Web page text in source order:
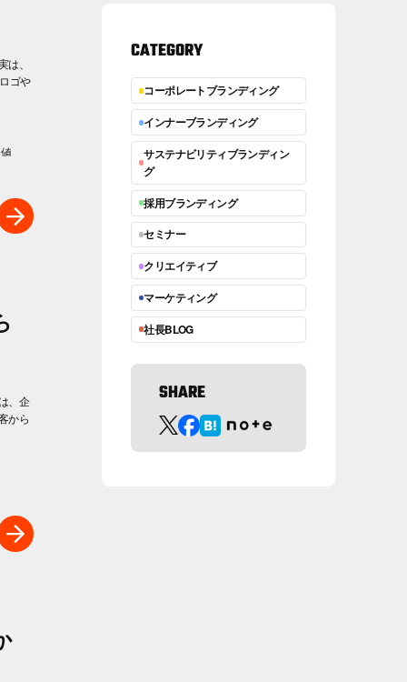
、
ゴや
、企
から
CATEGORY
コーポレートブランディング
インナーブランディング
サステナビリティブランディン
グ
採用ブランディング
セミナー
クリエイティブ
マーケティング
社長BLOG
SHARE